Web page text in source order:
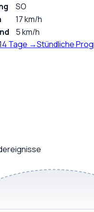
SO
17 km/h
5 km/h
Tage →Stündliche